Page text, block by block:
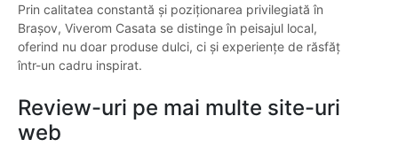
Prin calitatea constantă și poziționarea privilegiată în
Brașov, Viverom Casata se distinge în peisajul local,
oferind nu doar produse dulci, ci și experiențe de răsfăț
într-un cadru inspirat.
Review-uri pe mai multe site-uri
web